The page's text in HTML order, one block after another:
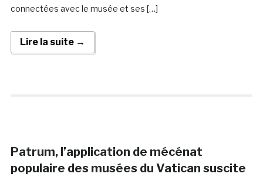
connectées avec le musée et ses […]
Lire la suite →
Patrum, l’application de mécénat
populaire des musées du Vatican suscite